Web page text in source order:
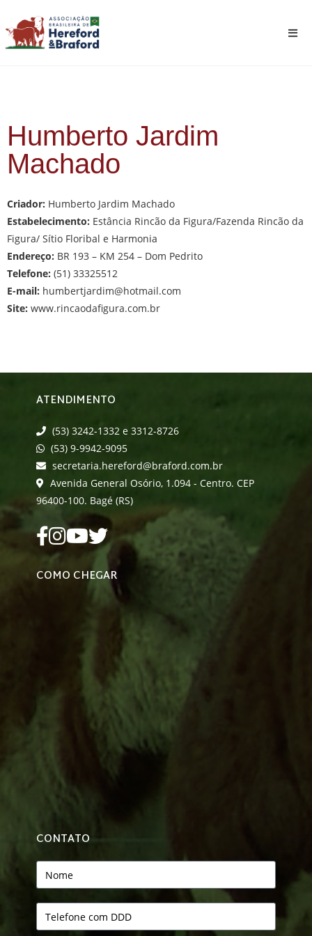
Humberto Jardim
Machado
Criador: Humberto Jardim Machado
Estabelecimento: Estância Rincão da Figura/Fazenda Rincão da
Figura/ Sítio Floribal e Harmonia
Endereço: BR 193 – KM 254 – Dom Pedrito
Telefone: (51) 33325512
E-mail: humbertjardim@hotmail.com
Site: www.rincaodafigura.com.br
ATENDIMENTO
(53) 3242-1332 e 3312-8726
(53) 9-9942-9095
secretaria.hereford@braford.com.br
Avenida General Osório, 1.094 - Centro. CEP
96400-100. Bagé (RS)
COMO CHEGAR
CONTATO